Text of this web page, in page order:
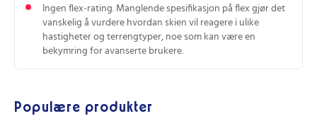
Ingen flex‑rating. Manglende spesifikasjon på flex gjør det
vanskelig å vurdere hvordan skien vil reagere i ulike
hastigheter og terrengtyper, noe som kan være en
bekymring for avanserte brukere.
Populære produkter